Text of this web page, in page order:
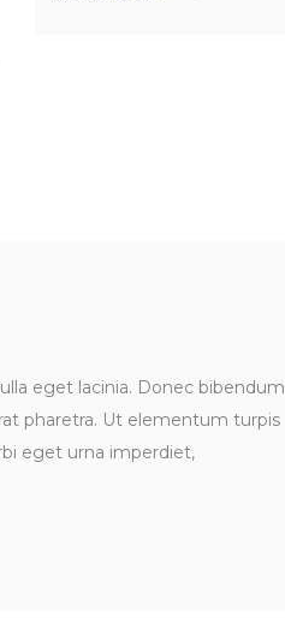
eget lacinia. Donec bibendum
pharetra. Ut elementum turpis
eget urna imperdiet,